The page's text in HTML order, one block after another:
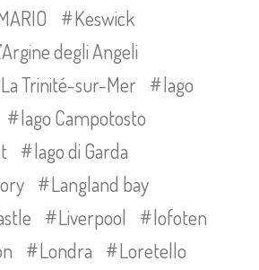
Keswick
degli Angeli
La Trinité-sur-Mer
lago
lago Campotosto
lago di Garda
Langland bay
Liverpool
lofoten
Londra
Loretello